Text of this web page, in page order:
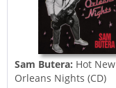
Sam Butera: Hot New
Orleans Nights (CD)